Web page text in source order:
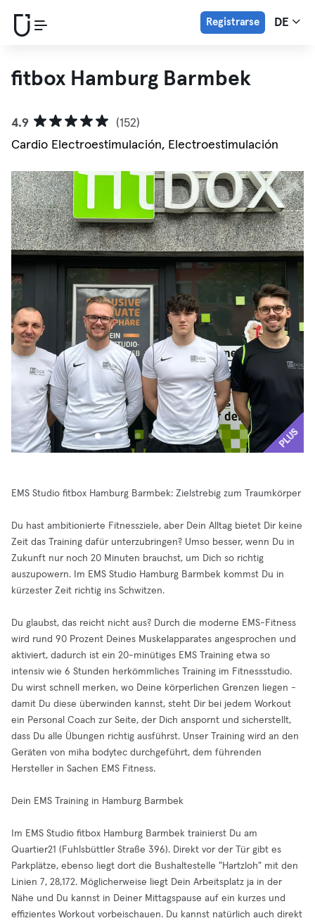
Registrarse DE
fitbox Hamburg Barmbek
4.9
(152)
Cardio Electroestimulación, Electroestimulación
PLUS
EMS Studio fitbox Hamburg Barmbek: Zielstrebig zum Traumkörper
Du hast ambitionierte Fitnessziele, aber Dein Alltag bietet Dir keine
Zeit das Training dafür unterzubringen? Umso besser, wenn Du in
Zukunft nur noch 20 Minuten brauchst, um Dich so richtig
auszupowern. Im EMS Studio Hamburg Barmbek kommst Du in
kürzester Zeit richtig ins Schwitzen.
Du glaubst, das reicht nicht aus? Durch die moderne EMS-Fitness
wird rund 90 Prozent Deines Muskelapparates angesprochen und
aktiviert, dadurch ist ein 20-minütiges EMS Training etwa so
intensiv wie 6 Stunden herkömmliches Training im Fitnessstudio.
Du wirst schnell merken, wo Deine körperlichen Grenzen liegen -
damit Du diese überwinden kannst, steht Dir bei jedem Workout
ein Personal Coach zur Seite, der Dich anspornt und sicherstellt,
dass Du alle Übungen richtig ausführst. Unser Training wird an den
Geräten von miha bodytec durchgeführt, dem führenden
Hersteller in Sachen EMS Fitness.
Dein EMS Training in Hamburg Barmbek
Im EMS Studio fitbox Hamburg Barmbek trainierst Du am
Quartier21 (Fuhlsbüttler Straße 396). Direkt vor der Tür gibt es
Parkplätze, ebenso liegt dort die Bushaltestelle "Hartzloh" mit den
Linien 7, 28,172. Möglicherweise liegt Dein Arbeitsplatz ja in der
Nähe und Du kannst in Deiner Mittagspause auf ein kurzes und
effizientes Workout vorbeischauen. Du kannst natürlich auch direkt